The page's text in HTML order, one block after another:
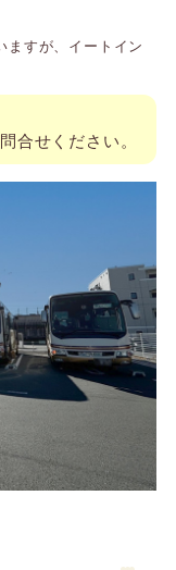
ますが、イートイン
合せください。